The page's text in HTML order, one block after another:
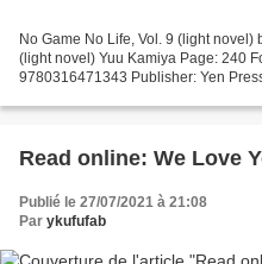
No Game No Life, Vol. 9 (light novel)
(light novel) Yuu Kamiya Page: 240
9780316471343 Publisher: Yen
Read online: We Love
Publié le 27/07/2021 à 21:08
Par ykufufab